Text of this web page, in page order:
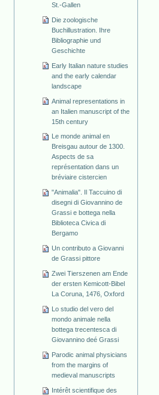
St.-Gallen
Die zoologische
Buchillustration. Ihre
Bibliographie und
Geschichte
Early Italian nature studies
and the early calendar
landscape
Animal representations in
an Italien manuscript of the
15th century
Le monde animal en
Breisgau autour de 1300.
Aspects de sa
représentation dans un
bréviaire cistercien
"Animalia". Il Taccuino di
disegni di Giovannino de
Grassi e bottega nella
Biblioteca Civica di
Bergamo
Un contributo a Giovanni
de Grassi pittore
Zwei Tierszenen am Ende
der ersten Kemicott-Bibel
La Coruna, 1476, Oxford
Lo studio del vero del
mondo animale nella
bottega trecentesca di
Giovannino deé Grassi
Parodic animal physicians
from the margins of
medieval manuscripts
Intérêt scientifique des